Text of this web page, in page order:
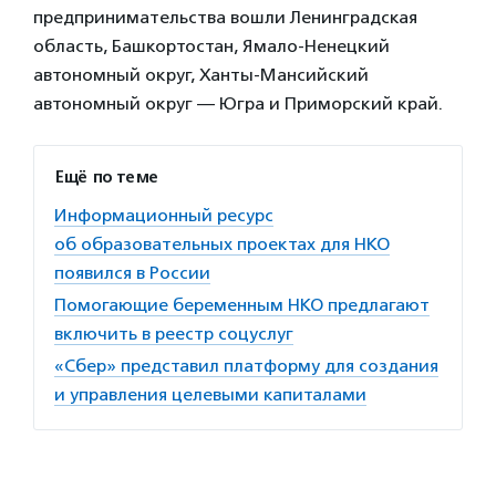
предпринимательства вошли Ленинградская
область, Башкортостан, Ямало-Ненецкий
автономный округ, Ханты-Мансийский
автономный округ — Югра и Приморский край.
Ещё по теме
Информационный ресурс
об образовательных проектах для НКО
появился в России
Помогающие беременным НКО предлагают
включить в реестр соцуслуг
«Сбер» представил платформу для создания
и управления целевыми капиталами